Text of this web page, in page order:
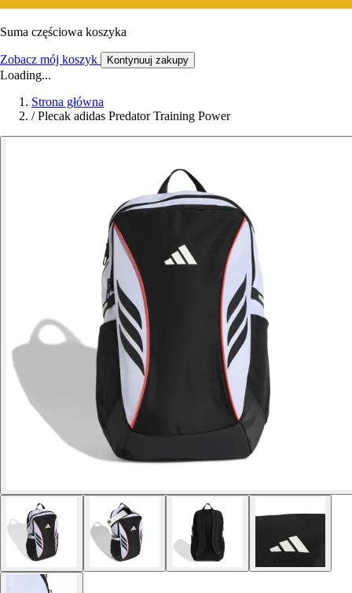
Suma częściowa koszyka
Zobacz mój koszyk Kontynuuj zakupy
Loading...
Strona główna
/ Plecak adidas Predator Training Power